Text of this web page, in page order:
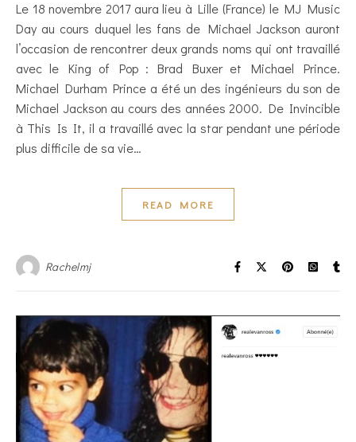
Le 18 novembre 2017 aura lieu à Lille (France) le MJ Music
Day au cours duquel les fans de Michael Jackson auront
l’occasion de rencontrer deux grands noms qui ont travaillé
avec le King of Pop : Brad Buxer et Michael Prince.
Michael Durham Prince a été un des ingénieurs du son de
Michael Jackson au cours des années 2000. De Invincible
à This Is It, il a travaillé avec la star pendant une période
plus difficile de sa vie…
READ MORE
Rachelmj